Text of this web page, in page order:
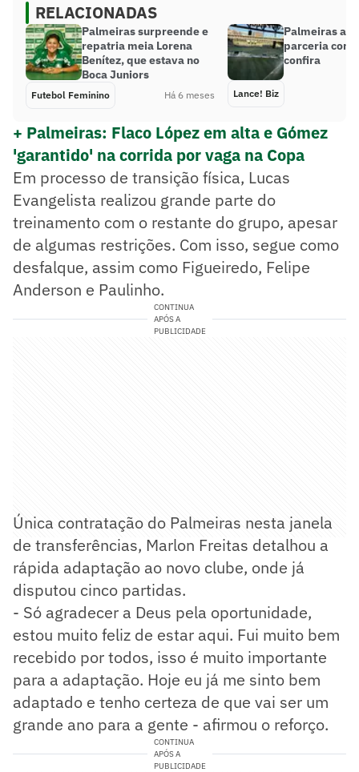
RELACIONADAS
Palmeiras surpreende e
repatria meia Lorena
Benítez, que estava no
Boca Juniors
Futebol Feminino Há 6 meses
Palmeiras
parceria com
confira
Lance! Biz
+ Palmeiras: Flaco López em alta e Gómez
'garantido' na corrida por vaga na Copa
Em processo de transição física, Lucas
Evangelista realizou grande parte do
treinamento com o restante do grupo, apesar
de algumas restrições. Com isso, segue como
desfalque, assim como Figueiredo, Felipe
Anderson e Paulinho.
CONTINUA
APÓS A
PUBLICIDADE
Única contratação do Palmeiras nesta janela
de transferências, Marlon Freitas detalhou a
rápida adaptação ao novo clube, onde já
disputou cinco partidas.
- Só agradecer a Deus pela oportunidade,
estou muito feliz de estar aqui. Fui muito bem
recebido por todos, isso é muito importante
para a adaptação. Hoje eu já me sinto bem
adaptado e tenho certeza de que vai ser um
grande ano para a gente - afirmou o reforço.
CONTINUA
APÓS A
PUBLICIDADE